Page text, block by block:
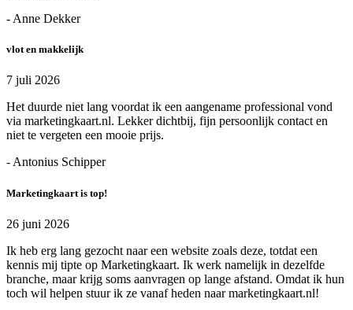
- Anne Dekker
vlot en makkelijk
7 juli 2026
Het duurde niet lang voordat ik een aangename professional vond
via marketingkaart.nl. Lekker dichtbij, fijn persoonlijk contact en
niet te vergeten een mooie prijs.
- Antonius Schipper
Marketingkaart is top!
26 juni 2026
Ik heb erg lang gezocht naar een website zoals deze, totdat een
kennis mij tipte op Marketingkaart. Ik werk namelijk in dezelfde
branche, maar krijg soms aanvragen op lange afstand. Omdat ik hun
toch wil helpen stuur ik ze vanaf heden naar marketingkaart.nl!